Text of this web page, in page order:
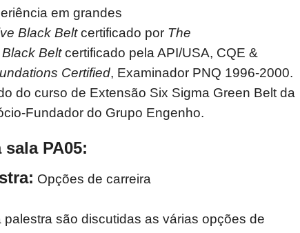
em grandes
Black Beltcertificado por The
Beltcertificado pela API/USA, CQE &
Certified, Examinador PNQ 1996-2000.
do curso de Extensão Six Sigma Green Belt da
Fundador do Grupo Engenho.
sala PA05:
Opções de carreira
palestra são discutidas as várias opções de